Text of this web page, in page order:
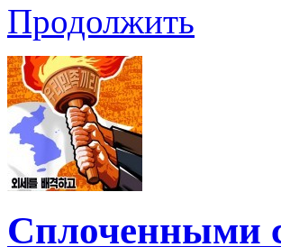
Продолжить
Сплоченными